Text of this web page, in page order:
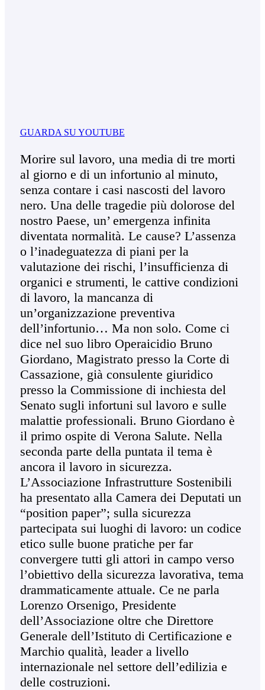
GUARDA SU YOUTUBE
Morire sul lavoro, una media di tre morti
al giorno e di un infortunio al minuto,
senza contare i casi nascosti del lavoro
nero. Una delle tragedie più dolorose del
nostro Paese, un’ emergenza infinita
diventata normalità. Le cause? L’assenza
o l’inadeguatezza di piani per la
valutazione dei rischi, l’insufficienza di
organici e strumenti, le cattive condizioni
di lavoro, la mancanza di
un’organizzazione preventiva
dell’infortunio… Ma non solo. Come ci
dice nel suo libro Operaicidio Bruno
Giordano, Magistrato presso la Corte di
Cassazione, già consulente giuridico
presso la Commissione di inchiesta del
Senato sugli infortuni sul lavoro e sulle
malattie professionali. Bruno Giordano è
il primo ospite di Verona Salute. Nella
seconda parte della puntata il tema è
ancora il lavoro in sicurezza.
L’Associazione Infrastrutture Sostenibili
ha presentato alla Camera dei Deputati un
“position paper”; sulla sicurezza
partecipata sui luoghi di lavoro: un codice
etico sulle buone pratiche per far
convergere tutti gli attori in campo verso
l’obiettivo della sicurezza lavorativa, tema
drammaticamente attuale. Ce ne parla
Lorenzo Orsenigo, Presidente
dell’Associazione oltre che Direttore
Generale dell’Istituto di Certificazione e
Marchio qualità, leader a livello
internazionale nel settore dell’edilizia e
delle costruzioni.